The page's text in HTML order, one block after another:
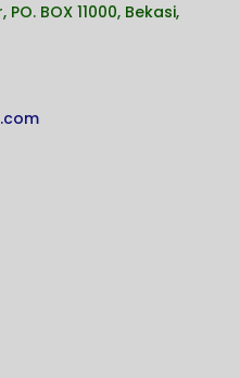
BOX 11000, Bekasi,